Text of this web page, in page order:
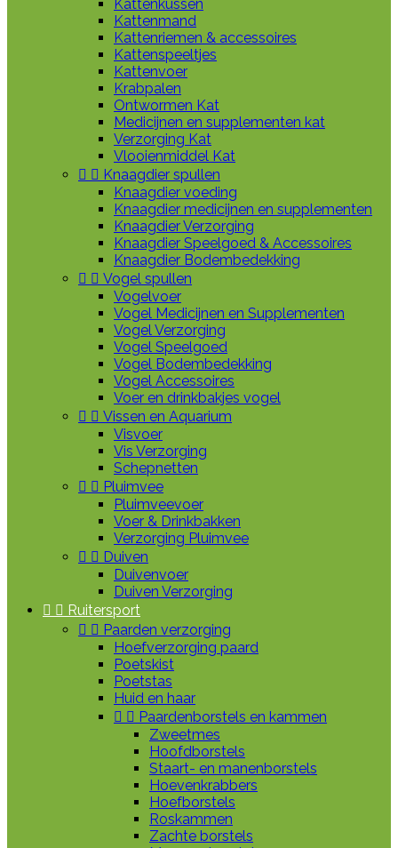
Kattenkussen
Kattenmand
Kattenriemen & accessoires
Kattenspeeltjes
Kattenvoer
Krabpalen
Ontwormen Kat
Medicijnen en supplementen kat
Verzorging Kat
Vlooienmiddel Kat
  Knaagdier spullen
Knaagdier voeding
Knaagdier medicijnen en supplementen
Knaagdier Verzorging
Knaagdier Speelgoed & Accessoires
Knaagdier Bodembedekking
  Vogel spullen
Vogelvoer
Vogel Medicijnen en Supplementen
Vogel Verzorging
Vogel Speelgoed
Vogel Bodembedekking
Vogel Accessoires
Voer en drinkbakjes vogel
  Vissen en Aquarium
Visvoer
Vis Verzorging
Schepnetten
  Pluimvee
Pluimveevoer
Voer & Drinkbakken
Verzorging Pluimvee
  Duiven
Duivenvoer
Duiven Verzorging
  Ruitersport
  Paarden verzorging
Hoefverzorging paard
Poetskist
Poetstas
Huid en haar
  Paardenborstels en kammen
Zweetmes
Hoofdborstels
Staart- en manenborstels
Hoevenkrabbers
Hoefborstels
Roskammen
Zachte borstels